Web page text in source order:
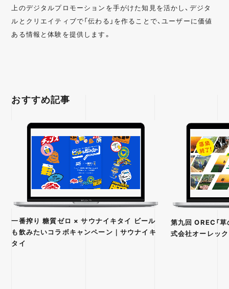
上のデジタルプロモーションを手がけた知見を活かし、デジタ
ルとクリエイティブで「伝わる」を作ることで、ユーザーに価値
ある情報と体験を提供します。
おすすめ記事
一番搾り 糖質ゼロ × サウナイキタイ ビール
も飲みたいコラボキャンペーン｜サウナイキ
タイ
第九回 OREC「
式会社オーレック